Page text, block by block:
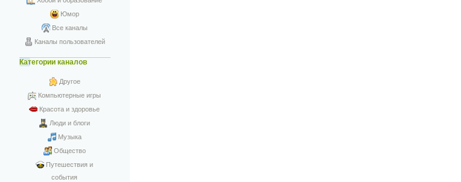
Юмор
Все каналы
Каналы пользователей
Категории каналов
Другое
Компьютерные игры
Красота и здоровье
Люди и блоги
Музыка
Общество
Путешествия и
события